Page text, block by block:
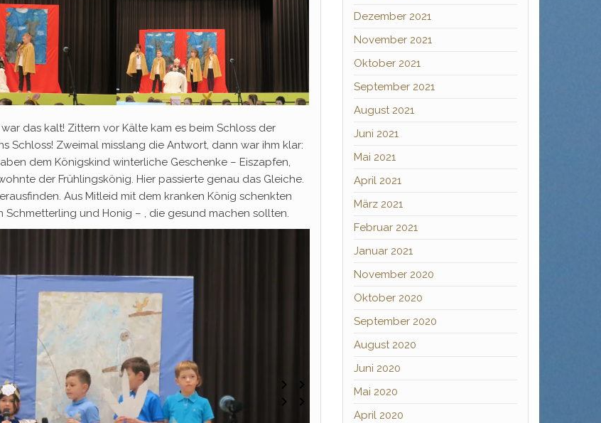
das kalt! Zittern vor Kälte kam es beim Schloss der
Schloss! Zweimal misslang die Antwort, dann war ihm klar:
dem Königskind winterliche Geschenke – Eiszapfen,
der Frühlingskönig. Hier passierte genau das Gleiche.
Aus Mitleid mit dem kranken König schenkten
Schmetterling und Honig – , die gesund machen sollten.
Dezember 2021
November 2021
Oktober 2021
September 2021
August 2021
Juni 2021
Mai 2021
April 2021
März 2021
Februar 2021
Januar 2021
November 2020
Oktober 2020
September 2020
August 2020
Juni 2020
Mai 2020
April 2020